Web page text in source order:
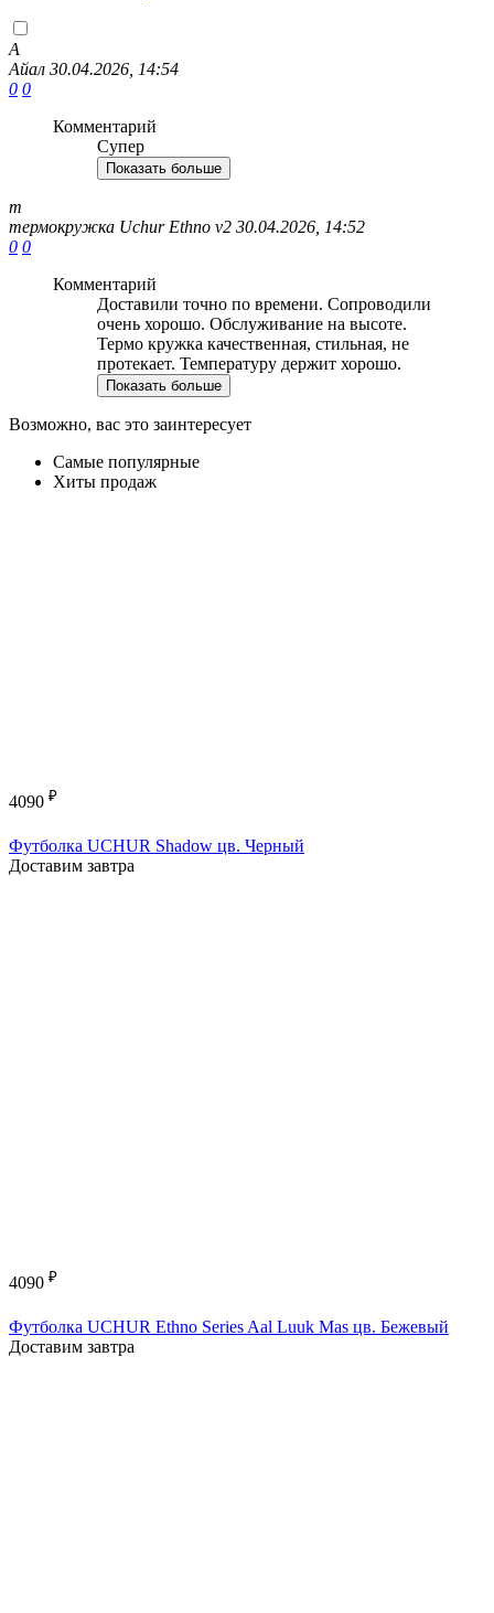
А
Айал 30.04.2026, 14:54
0 0
Комментарий
Супер
Показать больше
т
термокружка Uchur Ethno v2 30.04.2026, 14:52
0 0
Комментарий
Доставили точно по времени. Сопроводили
очень хорошо. Обслуживание на высоте.
Термо кружка качественная, стильная, не
протекает. Температуру держит хорошо.
Показать больше
Возможно, вас это заинтересует
Самые популярные
Хиты продаж
4090 ₽
Футболка UCHUR Shadow цв. Черный
Доставим завтра
4090 ₽
Футболка UCHUR Ethno Series Aal Luuk Mas цв. Бежевый
Доставим завтра